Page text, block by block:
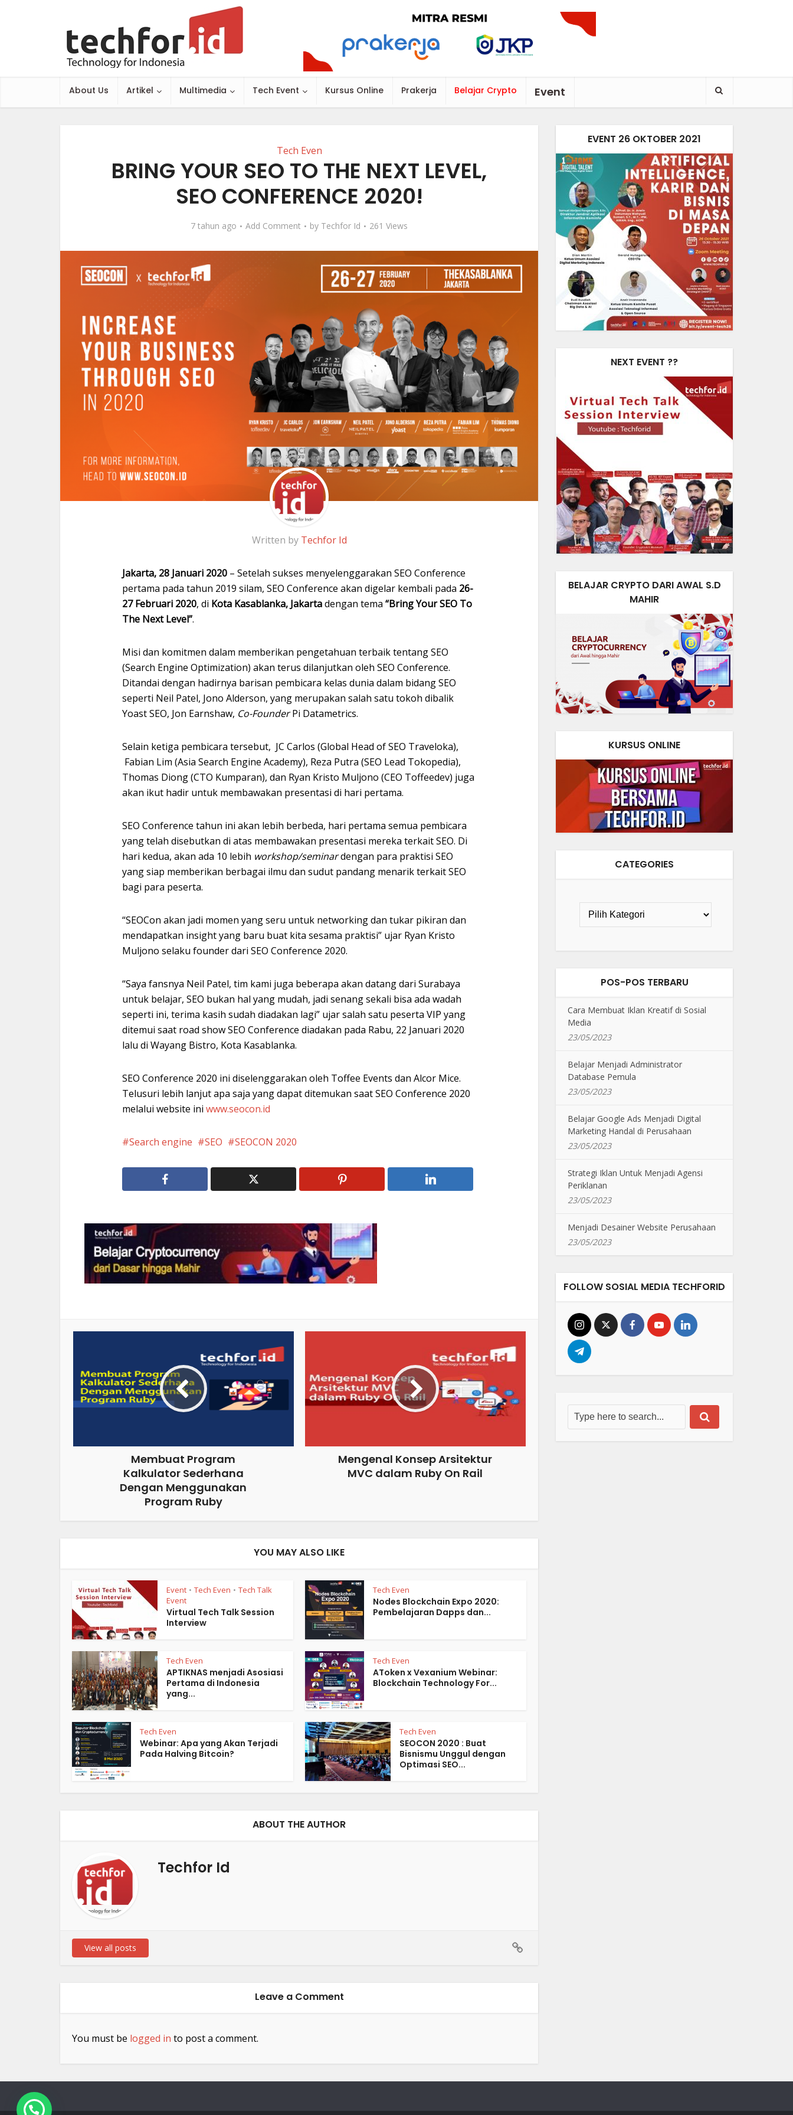
About Us Artikel Multimedia Tech Event Kursus Online Prakerja Belajar Crypto Event
Tech Even
BRING YOUR SEO TO THE NEXT LEVEL,
SEO CONFERENCE 2020!
7 tahun ago Add Comment by Techfor Id 261 Views
Written by Techfor Id
Jakarta, 28 Januari 2020 – Setelah sukses menyelenggarakan SEO Conference
pertama pada tahun 2019 silam, SEO Conference akan digelar kembali pada 26-
27 Februari 2020, di Kota Kasablanka, Jakartadengan tema “Bring Your SEO To
The Next Level”.
Misi dan komitmen dalam memberikan pengetahuan terbaik tentang SEO
(Search Engine Optimization) akan terus dilanjutkan oleh SEO Conference.
Ditandai dengan hadirnya barisan pembicara kelas dunia dalam bidang SEO
seperti Neil Patel, Jono Alderson, yang merupakan salah satu tokoh dibalik
Yoast SEO, Jon Earnshaw, Co-FounderPi Datametrics.
Selain ketiga pembicara tersebut, JC Carlos (Global Head of SEO Traveloka),
Fabian Lim (Asia Search Engine Academy), Reza Putra (SEO Lead Tokopedia),
Thomas Diong (CTO Kumparan), dan Ryan Kristo Muljono (CEO Toffeedev) juga
akan ikut hadir untuk membawakan presentasi di hari pertama.
SEO Conference tahun ini akan lebih berbeda, hari pertama semua pembicara
yang telah disebutkan di atas membawakan presentasi mereka terkait SEO. Di
hari kedua, akan ada 10 lebih workshop/seminardengan para praktisi SEO
yang siap memberikan berbagai ilmu dan sudut pandang menarik terkait SEO
bagi para peserta.
“SEOCon akan jadi momen yang seru untuk networking dan tukar pikiran dan
mendapatkan insight yang baru buat kita sesama praktisi” ujar Ryan Kristo
Muljono selaku founder dari SEO Conference 2020.
“Saya fansnya Neil Patel, tim kami juga beberapa akan datang dari Surabaya
untuk belajar, SEO bukan hal yang mudah, jadi senang sekali bisa ada wadah
seperti ini, terima kasih sudah diadakan lagi” ujar salah satu peserta VIP yang
ditemui saat road show SEO Conference diadakan pada Rabu, 22 Januari 2020
lalu di Wayang Bistro, Kota Kasablanka.
SEO Conference 2020 ini diselenggarakan oleh Toffee Events dan Alcor Mice.
Telusuri lebih lanjut apa saja yang dapat ditemukan saat SEO Conference 2020
melalui website ini www.seocon.id
Search engine SEO SEOCON 2020
Membuat Program
Kalkulator Sederhana
Dengan Menggunakan
Program Ruby
Mengenal Konsep Arsitektur
MVC dalam Ruby On Rail
YOU MAY ALSO LIKE
Event • Tech Even • Tech Talk
Event
Virtual Tech Talk Session
Interview
Tech Even
Nodes Blockchain Expo 2020:
Pembelajaran Dapps dan...
Tech Even
APTIKNAS menjadi Asosiasi
Pertama di Indonesia
yang...
Tech Even
AToken x Vexanium Webinar:
Blockchain Technology For...
Tech Even
Webinar: Apa yang Akan Terjadi
Pada Halving Bitcoin?
Tech Even
SEOCON 2020 : Buat
Bisnismu Unggul dengan
Optimasi SEO...
ABOUT THE AUTHOR
Techfor Id
View all posts
Leave a Comment
You must be logged in to post a comment.
EVENT 26 OKTOBER 2021
NEXT EVENT ??
BELAJAR CRYPTO DARI AWAL S.D
MAHIR
KURSUS ONLINE
CATEGORIES
POS-POS TERBARU
Cara Membuat Iklan Kreatif di Sosial
Media
23/05/2023
Belajar Menjadi Administrator
Database Pemula
23/05/2023
Belajar Google Ads Menjadi Digital
Marketing Handal di Perusahaan
23/05/2023
Strategi Iklan Untuk Menjadi Agensi
Periklanan
23/05/2023
Menjadi Desainer Website Perusahaan
23/05/2023
FOLLOW SOSIAL MEDIA TECHFORID